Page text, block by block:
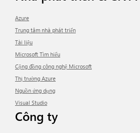
Azure
Trung tâm nhà phát triển
Tài liệu
Microsoft Tìm hiểu
Cộng đồng công nghệ Microsoft
Thị trường Azure
Nguồn ứng dụng
Visual Studio
Công ty